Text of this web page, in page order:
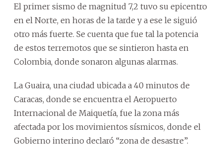
El primer sismo de magnitud 7,2 tuvo su epicentro
en el Norte, en horas de la tarde y a ese le siguió
otro más fuerte. Se cuenta que fue tal la potencia
de estos terremotos que se sintieron hasta en
Colombia, donde sonaron algunas alarmas.
La Guaira, una ciudad ubicada a 40 minutos de
Caracas, donde se encuentra el Aeropuerto
Internacional de Maiquetía, fue la zona más
afectada por los movimientos sísmicos, donde el
Gobierno interino declaró “zona de desastre”.